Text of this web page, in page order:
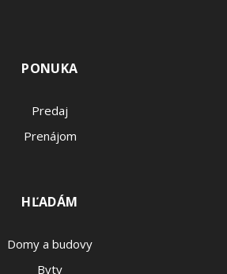
PONUKA
Predaj
Prenájom
HĽADÁM
Domy a budovy
Byty